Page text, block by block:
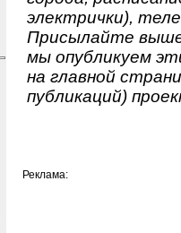
электрички),
Присылайте
мы опубликуем
на главной
публикаций)
Реклама: